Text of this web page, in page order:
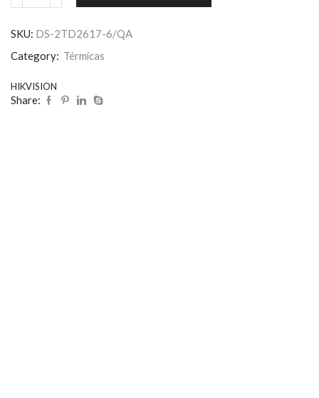
SKU: DS-2TD2617-6/QA
Category: Térmicas
HIKVISION
Share: